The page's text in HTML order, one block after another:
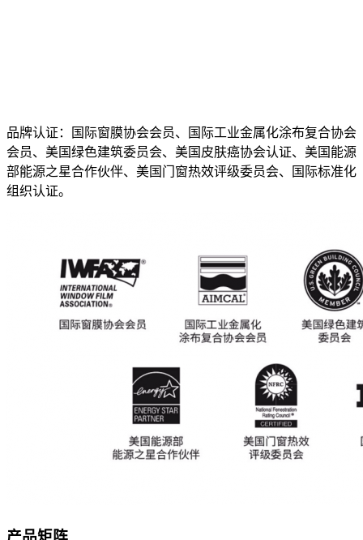
品牌认证：国际窗膜协会会员、国际工业金属化涂布复合协会
会员、美国绿色建筑委员会、美国皮肤癌协会认证、美国能源
部能源之星合作伙伴、美国门窗热效评级委员会、国际标准化
组织认证。
产品矩阵